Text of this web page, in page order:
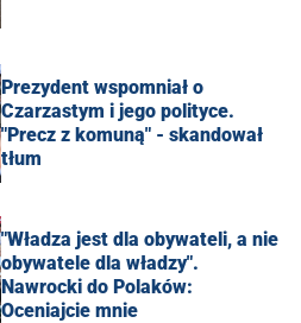
Prezydent wspomniał o
Czarzastym i jego polityce.
"Precz z komuną" - skandował
tłum
"Władza jest dla obywateli, a nie
obywatele dla władzy".
Nawrocki do Polaków:
Oceniajcie mnie